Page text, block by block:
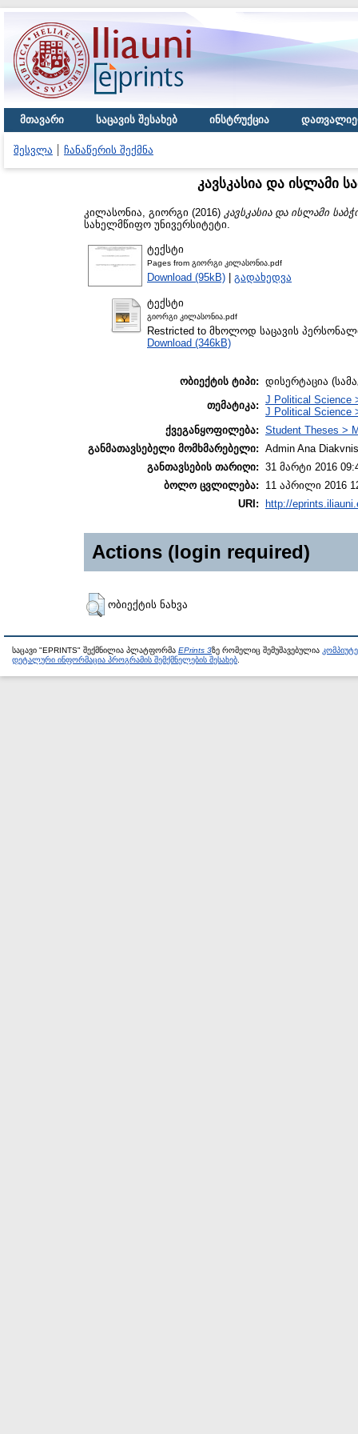
მთავარი საცავის შესახებ ინსტრუქცია
შესვლა ჩანაწერის შექმნა
კავსკასია და ისლამი
კილასონია, გიორგი (2016) კავსკასია და ისლამი
სახელმწიფო უნივერსიტეტი.
ტექსტი
Pages from გიორგი კილასონია.pdf
Download (95kB) | გადახედვა
ტექსტი
გიორგი კილასონია.pdf
Restricted to მხოლოდ საცავის
Download (346kB)
ობიექტის ტიპი: დისერტაცია
თემატიკა: J Political Science
J Political Science
ქვეგანყოფილება: Student Theses >
განმათავსებელი მომხმარებელი: Admin Ana
განთავსების თარიღი: 31 მარტი 2016
ბოლო ცვლილება:
11 აპრილი 2016
URI:
http://
Actions (login required)
ობიექტის ნახვა
საცავი "EPRINTS" შექმნილია პლატფორმა EPrints 3ზე რომელიც შემუშავებულია
დეტალური ინფორმაცია პროგრამის შემქმნელების შესახებ.